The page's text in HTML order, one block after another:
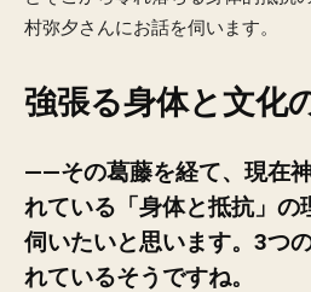
村弥夕さんにお話を伺います。
強張る身体と文化
——その葛藤を経て、現在
れている「身体と抵抗」の
伺いたいと思います。3つ
れているそうですね。